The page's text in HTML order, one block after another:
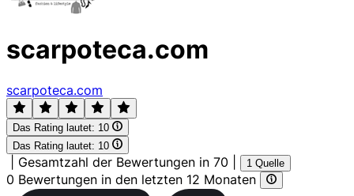
scarpoteca.com
scarpoteca.com
Das Rating lautet: 10
Das Rating lautet: 10
Gesamtzahl der Bewertungen in 70 1 Quelle
0 Bewertungen in den letzten 12 Monaten